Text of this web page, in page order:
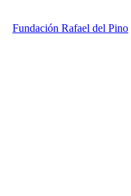
Fundación Rafael del Pino